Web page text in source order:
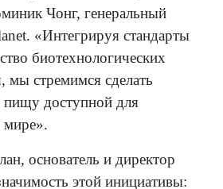
Чонг, генеральный
«Интегрируя стандарты
биотехнологических
мы стремимся сделать
пищу доступной для
мире».
основатель и директор
этой инициативы: